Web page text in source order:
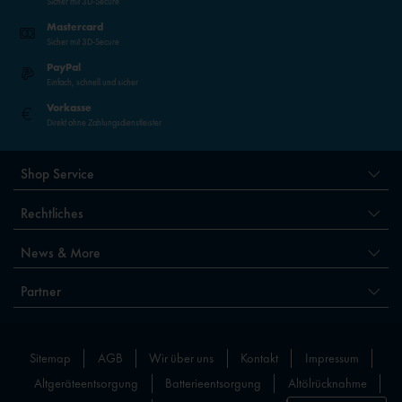
Mastercard
Sicher mit 3D-Secure
PayPal
Einfach, schnell und sicher
Vorkasse
Direkt ohne Zahlungsdienstleister
Shop Service
Rechtliches
News & More
Partner
Sitemap AGB Wir über uns Kontakt
Impressum
Altgeräteentsorgung
Batterieentsorgung
Altölrücknahme